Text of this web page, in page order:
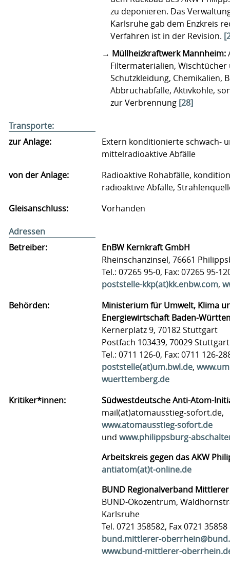
zu deponieren. Das
Karlsruhe gab dem Enzkreis
Verfahren ist in der Revision.
Müllheizkraftwerk Mannheim:
Filtermaterialien, Wischtücher
Schutzkleidung, Chemikalien,
Abbruchabfälle, Aktivkohle,
zur Verbrennung [28]
Transporte:
zur Anlage:
Extern konditionierte schwach-
mittelradioaktive Abfälle
von der Anlage:
Radioaktive Rohabfälle,
radioaktive Abfälle,
Gleisanschluss:
Vorhanden
Adressen
Betreiber:
EnBW Kernkraft GmbH
Rheinschanzinsel, 76661
Tel.: 07265 95-0, Fax: 07265 95-
poststelle-kkp(at)kk.enbw.com,
Behörden:
Ministerium für Umwelt, Klima
Energiewirtschaft Baden-
Kernerplatz 9, 70182 Stuttgart
Postfach 103439, 70029 Stuttgart
Tel.: 0711 126-0, Fax: 0711 126-
poststelle(at)um.bwl.de,
wuerttemberg.de
Kritiker*innen:
Südwestdeutsche Anti-Atom-
mail(at)atomausstieg-sofort.de,
www.atomausstieg-sofort.de
und www.philippsburg-
Arbeitskreis gegen das AKW
antiatom(at)t-online.de
BUND Regionalverband
BUND-Ökozentrum,
Karlsruhe
Tel. 0721 358582, Fax 0721 35858
bund.mittlerer-
www.bund-mittlerer-